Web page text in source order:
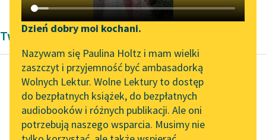
Katalog DAISY
Podkasty o książkach
Zgłoś brak utworu
Aktualności
„Prokurator Alicja Horn”
do słuchania
Byliśmy częścią AI Impact
Lab
Narzędzia
Mapa Wolnych Lektur
Leśmianator
Przewodnik dla piszących i
Dzień dobry moi kochani.
Nazywam się Paulina Holtz i mam wielki
zaszczyt i przyjemność być ambasadorką
Wolnych Lektur. Wolne Lektury to dostęp
do bezpłatnych książek, do bezpłatnych
audiobooków i różnych publikacji. Ale oni
potrzebują naszego wsparcia. Musimy nie
Twórczość Antoniny Domańskiej
Antonina Domańska
Historia żółtej
ciżemki